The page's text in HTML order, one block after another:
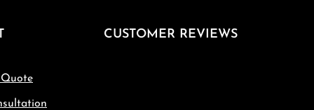
Quote
CUSTOMER REVIEWS